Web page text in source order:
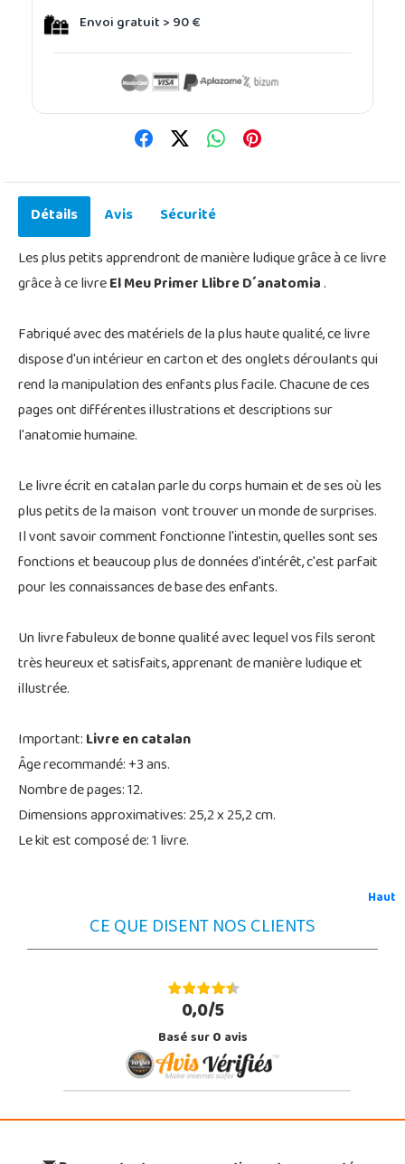
Envoi gratuit > 90 €
Détails Avis
Sécurité
Les plus petits apprendront de manière ludique grâce à ce livre
grâce à ce livreEl Meu Primer Llibre D´anatomia.
Fabriqué avec des matériels de la plus haute qualité, ce livre
dispose d'un intérieur en carton et des onglets déroulants qui
rend la manipulation des enfants plus facile. Chacune de ces
pages ont différentes illustrations et descriptions sur
l'anatomie humaine.
Le livre écrit en catalan parle du corps humain et de ses où les
plus petits de la maison vont trouver un monde de surprises.
Il vont savoir comment fonctionne l'intestin, quelles sont ses
fonctions et beaucoup plus de données d'intérêt, c'est parfait
pour les connaissances de base des enfants.
Un livre fabuleux de bonne qualité avec lequel vos fils seront
très heureux et satisfaits, apprenant de manière ludique et
illustrée.
Important:Livre en catalan
Âge recommandé: +3 ans.
Nombre de pages: 12.
Dimensions approximatives: 25,2 x 25,2 cm.
Le kit est composé de: 1 livre.
Haut
CE QUE DISENT NOS CLIENTS
0,0/5
Basé sur0avis